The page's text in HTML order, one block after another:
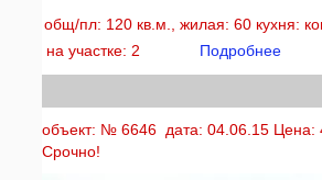
общ/пл: 120 кв.м., жилая: 60 кухня:
на участке: 2
Подробнее
объект: № 6646 дата: 04.06.15 Цена:
Срочно!